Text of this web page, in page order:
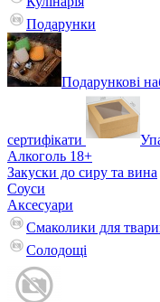
Подарунки
Подарункові
сертифікати
Алкоголь 18+
Закуски до сиру та вина
Соуси
Аксесуари
Смаколики для
Солодощі